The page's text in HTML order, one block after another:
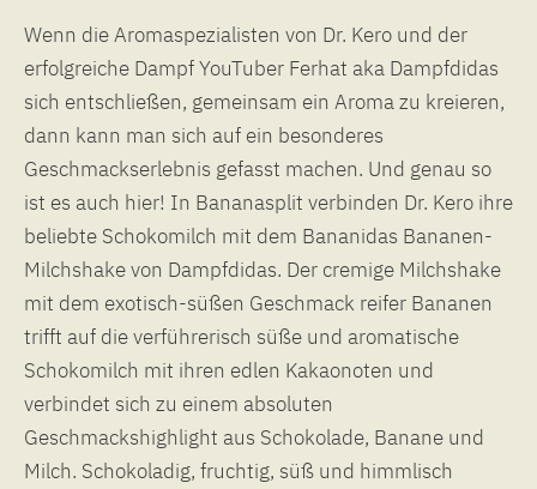
Wenn die Aromaspezialisten von Dr. Kero und der
erfolgreiche Dampf YouTuber Ferhat aka Dampfdidas
sich entschließen, gemeinsam ein Aroma zu kreieren,
dann kann man sich auf ein besonderes
Geschmackserlebnis gefasst machen. Und genau so
ist es auch hier! In Bananasplit verbinden Dr. Kero ihre
beliebte Schokomilch mit dem Bananidas Bananen-
Milchshake von Dampfdidas. Der cremige Milchshake
mit dem exotisch-süßen Geschmack reifer Bananen
trifft auf die verführerisch süße und aromatische
Schokomilch mit ihren edlen Kakaonoten und
verbindet sich zu einem absoluten
Geschmackshighlight aus Schokolade, Banane und
Milch. Schokoladig, fruchtig, süß und himmlisch